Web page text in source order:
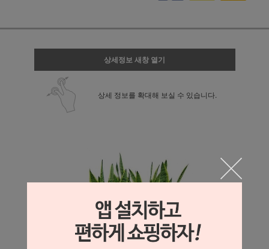
상세정보 새창 열기
상세 정보를 확대해 보실 수 있습니다.